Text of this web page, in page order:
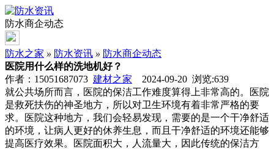
防水商企动态
防水之家 » 防水资讯 » 防水商企动态
医院用什么样的洗地机好？
作者：15051687073 建材之家 2024-09-20 浏览:639
就公共场所而言，医院的保洁工作难度算得上非常高的。医院
是救死扶伤的神圣地方，所以对卫生环境有着非常严格的要
求。医院这种地方，我们会轻易发现，需要的是一个干净舒适
的环境，让病人更好的休养生息，而且干净舒适的环境还能够
提高医疗效果。医院面积大，人流量大，因此传统的保洁方